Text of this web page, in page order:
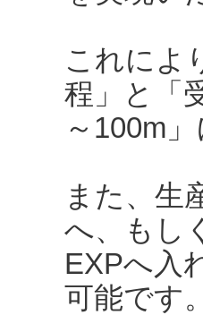
これによ
程」と「
～100m
また、生
へ、もし
EXPへ入
可能です